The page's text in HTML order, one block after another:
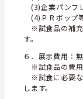
(3)企業パンフ
(4)ＰＲポップ
※試食品の補充
す。
６．展示費用：
※試食品の費用
※試食に必要な
します。